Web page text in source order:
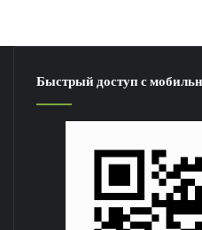
Быстрый доступ с